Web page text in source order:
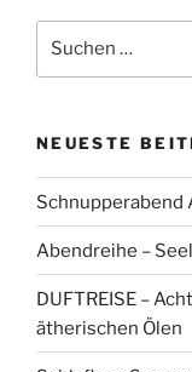
nach:
NEUESTE
Schnupperabend
Abendreihe –
DUFTREISE –
ätherischen Ölen